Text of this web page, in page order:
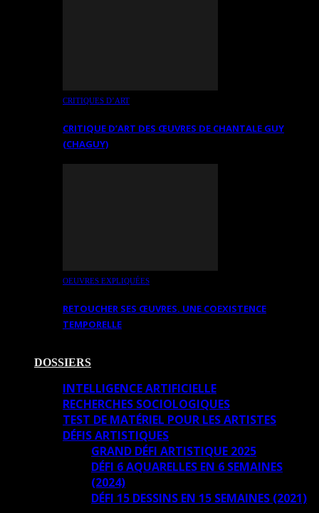
CRITIQUES D’ART
CRITIQUE D’ART DES ŒUVRES DE CHANTALE GUY
(CHAGUY)
OEUVRES EXPLIQUÉES
RETOUCHER SES ŒUVRES. UNE COEXISTENCE
TEMPORELLE
DOSSIERS
INTELLIGENCE ARTIFICIELLE
RECHERCHES SOCIOLOGIQUES
TEST DE MATÉRIEL POUR LES ARTISTES
DÉFIS ARTISTIQUES
GRAND DÉFI ARTISTIQUE 2025
DÉFI 6 AQUARELLES EN 6 SEMAINES
(2024)
DÉFI 15 DESSINS EN 15 SEMAINES (2021)